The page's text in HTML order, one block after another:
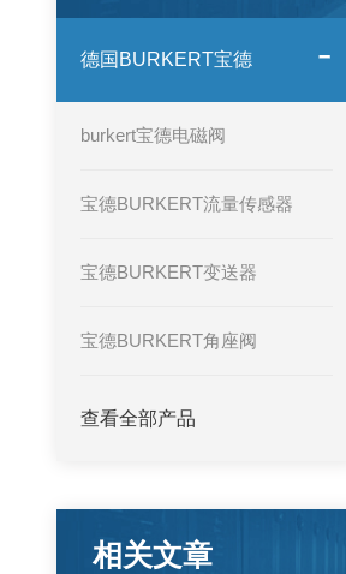
德国BURKERT宝德
burkert宝德电磁阀
宝德BURKERT流量传感器
宝德BURKERT变送器
宝德BURKERT角座阀
查看全部产品
相关文章